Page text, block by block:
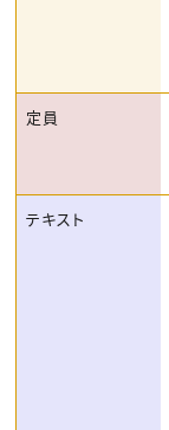
定員
テキスト